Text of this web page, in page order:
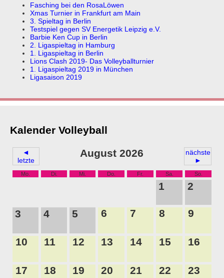
Fasching bei den RosaLöwen
Xmas Turnier in Frankfurt am Main
3. Spieltag in Berlin
Testspiel gegen SV Energetik Leipzig e.V.
Barbie Ken Cup in Berlin
2. Ligaspieltag in Hamburg
1. Ligaspieltag in Berlin
Lions Clash 2019- Das Volleyballturnier
1. Ligaspieltag 2019 in München
Ligasaison 2019
Kalender Volleyball
◄
letzte
August 2026
nächste
►
Mo. Di. Mi. Do. Fr. Sa. So.
1 2
3 4 5 6 7 8 9
10 11 12 13 14 15 16
17 18 19 20 21 22 23